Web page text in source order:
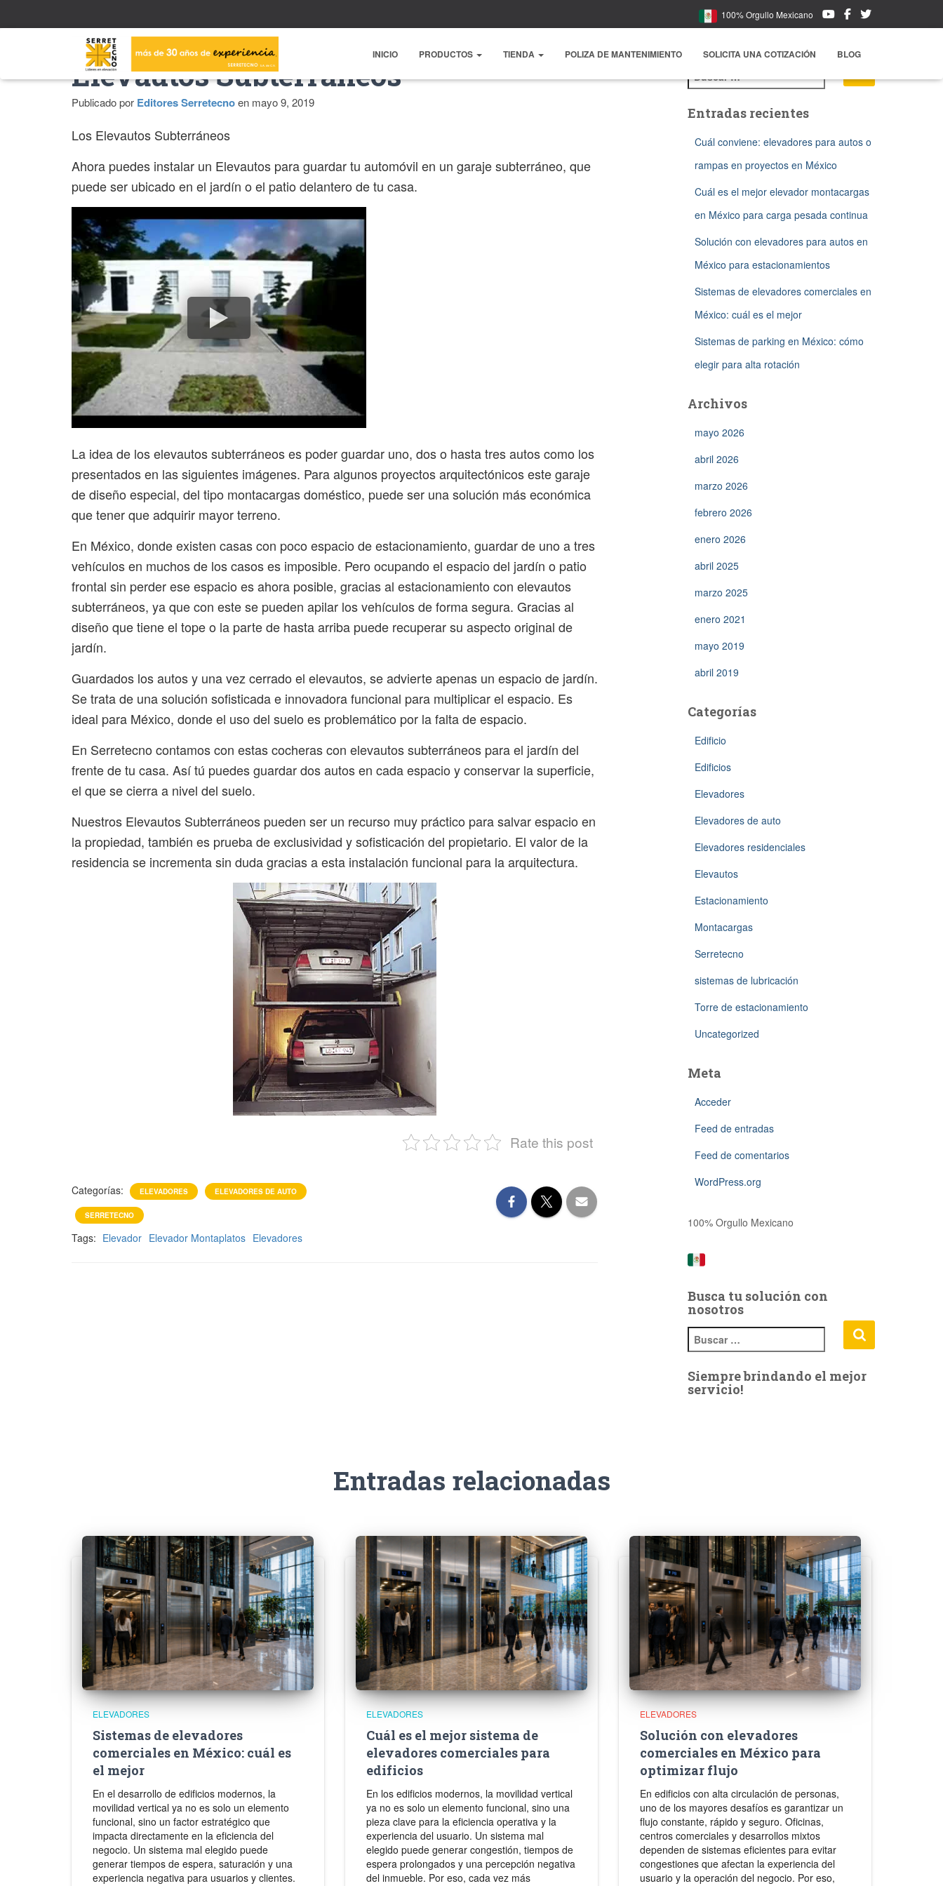
100% Orgullo Mexicano
INICIO PRODUCTOS TIENDA POLIZA DE MANTENIMIENTO SOLICITA UNA COTIZACIÓN BLOG
Elevautos Subterráneos
Publicado por Editores Serretecnoen mayo 9, 2019
Los Elevautos Subterráneos
Ahora puedes instalar un Elevautos para guardar tu automóvil en un garaje subterráneo, que
puede ser ubicado en el jardín o el patio delantero de tu casa.
La idea de los elevautos subterráneos es poder guardar uno, dos o hasta tres autos como los
presentados en las siguientes imágenes. Para algunos proyectos arquitectónicos este garaje
de diseño especial, del tipo montacargas doméstico, puede ser una solución más económica
que tener que adquirir mayor terreno.
En México, donde existen casas con poco espacio de estacionamiento, guardar de uno a tres
vehículos en muchos de los casos es imposible. Pero ocupando el espacio del jardín o patio
frontal sin perder ese espacio es ahora posible, gracias al estacionamiento con elevautos
subterráneos, ya que con este se pueden apilar los vehículos de forma segura. Gracias al
diseño que tiene el tope o la parte de hasta arriba puede recuperar su aspecto original de
jardín.
Guardados los autos y una vez cerrado el elevautos, se advierte apenas un espacio de jardín.
Se trata de una solución sofisticada e innovadora funcional para multiplicar el espacio. Es
ideal para México, donde el uso del suelo es problemático por la falta de espacio.
En Serretecno contamos con estas cocheras con elevautos subterráneos para el jardín del
frente de tu casa. Así tú puedes guardar dos autos en cada espacio y conservar la superficie,
el que se cierra a nivel del suelo.
Nuestros Elevautos Subterráneos pueden ser un recurso muy práctico para salvar espacio en
la propiedad, también es prueba de exclusividad y sofisticación del propietario. El valor de la
residencia se incrementa sin duda gracias a esta instalación funcional para la arquitectura.
Rate this post
Categorías: ELEVADORES ELEVADORES DE AUTO
SERRETECNO
Tags: Elevador Elevador Montaplatos Elevadores
u
c
Entradas recientes
Cuál conviene: elevadores para autos o
rampas en proyectos en México
Cuál es el mejor elevador montacargas
en México para carga pesada continua
Solución con elevadores para autos en
México para estacionamientos
Sistemas de elevadores comerciales en
México: cuál es el mejor
Sistemas de parking en México: cómo
elegir para alta rotación
Archivos
mayo 2026
abril 2026
marzo 2026
febrero 2026
enero 2026
abril 2025
marzo 2025
enero 2021
mayo 2019
abril 2019
Categorías
Edificio
Edificios
Elevadores
Elevadores de auto
Elevadores residenciales
Elevautos
Estacionamiento
Montacargas
Serretecno
sistemas de lubricación
Torre de estacionamiento
Uncategorized
Meta
Acceder
Feed de entradas
Feed de comentarios
WordPress.org
100% Orgullo Mexicano
Busca tu solución con
nosotros
B
c
a
Siempre brindando el mejor
servicio!
Entradas relacionadas
ELEVADORES
Sistemas de elevadores
comerciales en México: cuál es
el mejor
En el desarrollo de edificios modernos, la
movilidad vertical ya no es solo un elemento
funcional, sino un factor estratégico que
impacta directamente en la eficiencia del
negocio. Un sistema mal elegido puede
generar tiempos de espera, saturación y una
experiencia negativa para usuarios y clientes.
ELEVADORES
Cuál es el mejor sistema de
elevadores comerciales para
edificios
En los edificios modernos, la movilidad vertical
ya no es solo un elemento funcional, sino una
pieza clave para la eficiencia operativa y la
experiencia del usuario. Un sistema mal
elegido puede generar congestión, tiempos de
espera prolongados y una percepción negativa
del inmueble. Por eso, cada vez más
ELEVADORES
Solución con elevadores
comerciales en México para
optimizar flujo
En edificios con alta circulación de personas,
uno de los mayores desafíos es garantizar un
flujo constante, rápido y seguro. Oficinas,
centros comerciales y desarrollos mixtos
dependen de sistemas eficientes para evitar
congestiones que afectan la experiencia del
usuario y la operación del negocio. Por eso,